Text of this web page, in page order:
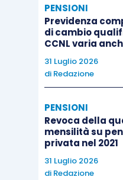
PENSIONI
Previdenza
di cambio
CCNL varia
31 Luglio 2026
di Redazione
PENSIONI
Revoca della
mensilità su
privata nel 2021
31 Luglio 2026
di Redazione